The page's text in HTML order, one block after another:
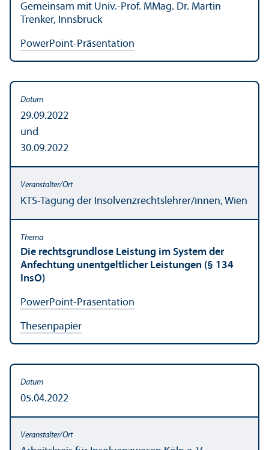
Gemeinsam mit Univ.-Prof. MMag. Dr. Martin
Trenker, Innsbruck
PowerPoint-Präsentation
29.09.2022
und
30.09.2022
KTS-Tagung der Insolvenzrechts­lehrer/innen, Wien
Die rechts­grundlose Leistung im System der
Anfechtung unentgeltlicher Leistungen (§ 134
InsO)
PowerPoint-Präsentation
Thesenpapier
05.04.2022